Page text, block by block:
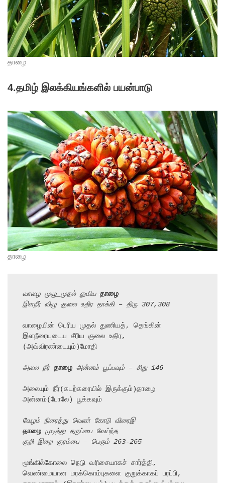
தாழை
4.தமிழ் இலக்கியங்களில் பயன்பாடு
தாழை
வாழை முழு_முதல் துமிய தாழை
இளநீர் விழு குலை உதிர தாக்கி – திரு 307,308
வாழையின் பெரிய முதல் துணியத், தெங்கின்
இளநீரையுடைய சீரிய குலை உதிர,
(அவ்விரண்டையும்)மோதி
அலை நீர் தாழை அன்னம் பூப்பவும் – சிறு 146
அலையும் நீர்(கடற்கரையில் இருக்கும்)தாழை
அன்னம்(போலே) பூக்கவும்
வேழம் நிரைத்து வெண் கோடு விரைஇ
தாழை முடித்து தருப்பை வேய்ந்த
குறி இறை குரம்பை – பெரும் 263-265
மூங்கில்கோலை நெடு வரிசையாகச் சார்த்தி,
வெண்மையான மரக்கொம்புகளை குறுக்காகப் பரப்பி,